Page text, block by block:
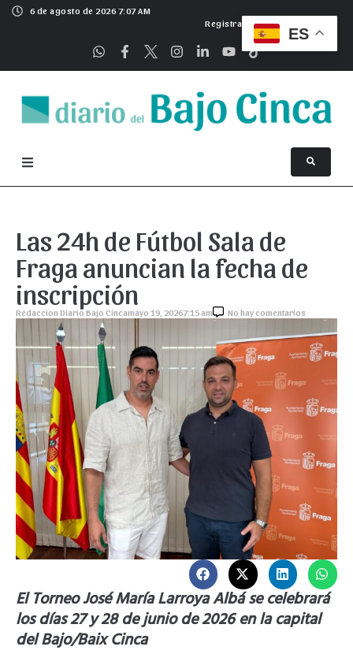
6 de agosto de 2026 7:07 AM
Registrarse
Las 24h de Fútbol Sala de
Fraga anuncian la fecha de
inscripción
Redaccion Diario Bajo Cincamayo 19, 20267:15 am No hay comentarios
El Torneo José María Larroya Albá se celebrará
los días 27 y 28 de junio de 2026 en la capital
del Bajo/Baix Cinca
ES